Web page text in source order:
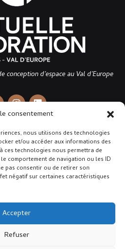
consentement
nous utilisons des technologies
et/ou accéder aux informations des
ces technologies nous permettra de
comportement de navigation ou les ID
pas consentir ou de retirer son
négatif sur certaines caractéristiques
Accepter
Refuser
conception d’espace au Val d’Europe